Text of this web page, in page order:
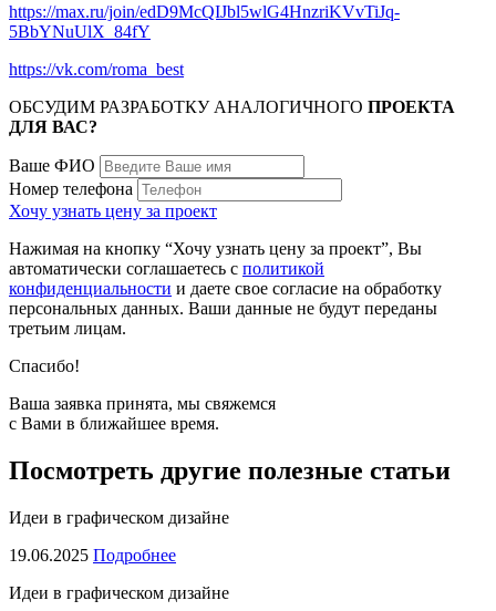
https://max.ru/join/edD9McQIJbl5wlG4HnzriKVvTiJq-
5BbYNuUlX_84fY
https://vk.com/roma_best
ОБСУДИМ РАЗРАБОТКУ АНАЛОГИЧНОГО ПРОЕКТА
ДЛЯ ВАС?
Ваше ФИО
Номер телефона
Хочу узнать цену за проект
Нажимая на кнопку “Хочу узнать цену за проект”, Вы
автоматически соглашаетесь с политикой
конфиденциальности и даете свое согласие на обработку
персональных данных. Ваши данные не будут переданы
третьим лицам.
Спасибо!
Ваша заявка принята, мы свяжемся
с Вами в ближайшее время.
Посмотреть другие полезные статьи
Идеи в графическом дизайне
19.06.2025 Подробнее
Идеи в графическом дизайне